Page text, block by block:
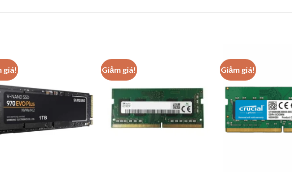
giá! Giảm giá! Giảm giá!